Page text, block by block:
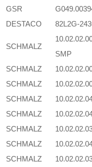
GSR
DESTACO
82L2G-
SCHMALZ
SMP
SCHMALZ
SCHMALZ
SCHMALZ
SCHMALZ
SCHMALZ
SCHMALZ
SCHMALZ